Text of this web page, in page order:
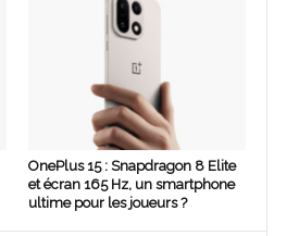
OnePlus 15 : Snapdragon 8 Elite
et écran 165 Hz, un smartphone
ultime pour les joueurs ?